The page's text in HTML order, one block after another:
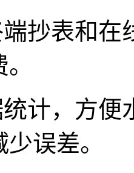
抄表和
计，方
少误差。